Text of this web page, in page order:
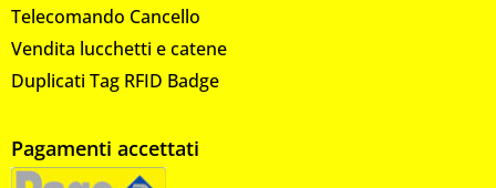
Telecomando Cancello
Vendita lucchetti e catene
Duplicati Tag RFID Badge
Pagamenti accettati